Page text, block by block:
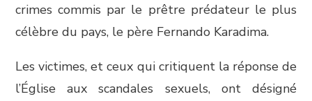
crimes commis par le prêtre prédateur le plus
célèbre du pays, le père Fernando Karadima.
Les victimes, et ceux qui critiquent la réponse de
l’Église aux scandales sexuels, ont désigné